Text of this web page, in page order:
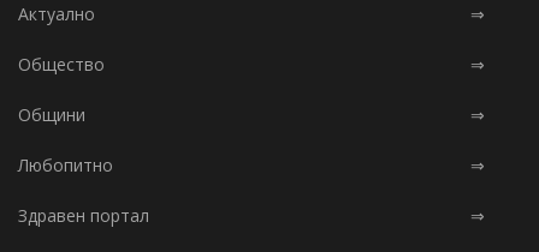
Актуално ⇒
Общество ⇒
Общини ⇒
Любопитно ⇒
Здравен портал ⇒